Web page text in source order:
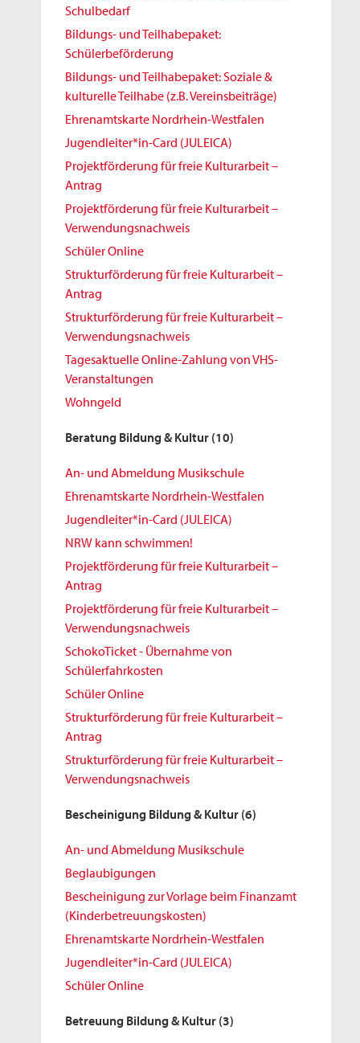
Schulbedarf
Bildungs- und Teilhabepaket:
Schülerbeförderung
Bildungs- und Teilhabepaket: Soziale &
kulturelle Teilhabe (z.B. Vereinsbeiträge)
Ehrenamtskarte Nordrhein-Westfalen
Jugendleiter*in-Card (JULEICA)
Projektförderung für freie Kulturarbeit –
Antrag
Projektförderung für freie Kulturarbeit –
Verwendungsnachweis
Schüler Online
Strukturförderung für freie Kulturarbeit –
Antrag
Strukturförderung für freie Kulturarbeit –
Verwendungsnachweis
Tagesaktuelle Online-Zahlung von VHS-
Veranstaltungen
Wohngeld
Beratung Bildung & Kultur (10)
An- und Abmeldung Musikschule
Ehrenamtskarte Nordrhein-Westfalen
Jugendleiter*in-Card (JULEICA)
NRW kann schwimmen!
Projektförderung für freie Kulturarbeit –
Antrag
Projektförderung für freie Kulturarbeit –
Verwendungsnachweis
SchokoTicket - Übernahme von
Schülerfahrkosten
Schüler Online
Strukturförderung für freie Kulturarbeit –
Antrag
Strukturförderung für freie Kulturarbeit –
Verwendungsnachweis
Bescheinigung Bildung & Kultur (6)
An- und Abmeldung Musikschule
Beglaubigungen
Bescheinigung zur Vorlage beim Finanzamt
(Kinderbetreuungskosten)
Ehrenamtskarte Nordrhein-Westfalen
Jugendleiter*in-Card (JULEICA)
Schüler Online
Betreuung Bildung & Kultur (3)